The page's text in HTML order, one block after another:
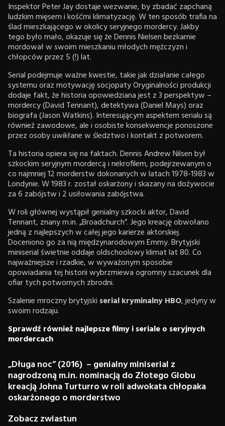
Inspektor Peter Jay dostaje wezwanie, by zbadać zapchaną
ludzkim mięsem i kośćmi klimatyzację. W ten sposób trafia na
ślad mieszkającego w okolicy seryjnego mordercy. Jakby
tego było mało, okazuje się że Dennis Nielsen bezkarnie
mordował w swoim mieszkaniu młodych mężczyzn i
chłopców przez 5 (!) lat.
Serial podejmuje ważne kwestie, takie jak działanie całego
systemu oraz motywację socjopaty Oryginalności produkcji
dodaje fakt, że historia opowiedziana jest z 3 perspektyw –
mordercy (David Tennant), detektywa (Daniel Mays) oraz
biografa (Jason Watkins). Interesującym aspektem serialu są
również zawodowe, ale i osobiste konsekwencje ponoszone
przez osoby uwikłane w śledztwo i kontakt z potworem.
Ta historia opiera się na faktach. Dennis Andrew Nilsen był
szkockim seryjnym mordercą i nekrofilem, podejrzewanym o
co najmniej 12 morderstw dokonanych w latach 1978-1983 w
Londynie. W 1983 r. został oskarżony i skazany na dożywocie
za 6 zabójstw i 2 usiłowania zabójstwa.
W roli głównej wystąpił genialny szkocki aktor, David
Tennant, znany m.in. „Broadchurch”. Jego kreację obwołano
jedną z najlepszych w całej jego karierze aktorskiej.
Doceniono go za nią międzynarodowym Emmy. Brytyjski
miniserial świetnie oddaje oldschoolowy klimat lat 80. Co
najważniejsze i rzadkie, w wyważonym sposobie
opowiadania tej historii wybrzmiewa ogromny szacunek dla
ofiar tych potwornych zbrodni.
Szalenie mroczny brytyjski serial kryminalny HBO, jedyny w
swoim rodzaju.
Sprawdź również najlepsze filmy i seriale o seryjnych
mordercach
„Długa noc” (2016) – genialny miniserial z
nagrodzoną m.in. nominacją do Złotego Globu
kreacją Johna Turturro w roli adwokata chłopaka
oskarżonego o morderstwo
Zobacz zwiastun